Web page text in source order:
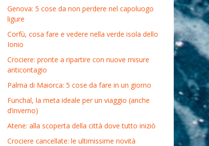
Genova: 5 cose da non perdere nel capoluogo
ligure
Corfù, cosa fare e vedere nella verde isola dello
Ionio
Crociere: pronte a ripartire con nuove misure
anticontagio
Palma di Maiorca: 5 cose da fare in un giorno
Funchal, la meta ideale per un viaggio (anche
d’inverno)
Atene: alla scoperta della città dove tutto iniziò
Crociere cancellate: le ultimissime novità